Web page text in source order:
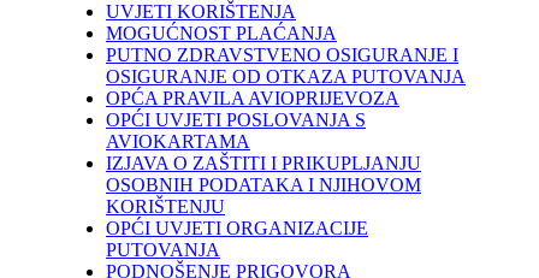
UVJETI KORIŠTENJA
MOGUĆNOST PLAĆANJA
PUTNO ZDRAVSTVENO OSIGURANJE I
OSIGURANJE OD OTKAZA PUTOVANJA
OPĆA PRAVILA AVIOPRIJEVOZA
OPĆI UVJETI POSLOVANJA S
AVIOKARTAMA
IZJAVA O ZAŠTITI I PRIKUPLJANJU
OSOBNIH PODATAKA I NJIHOVOM
KORIŠTENJU
OPĆI UVJETI ORGANIZACIJE
PUTOVANJA
PODNOŠENJE PRIGOVORA